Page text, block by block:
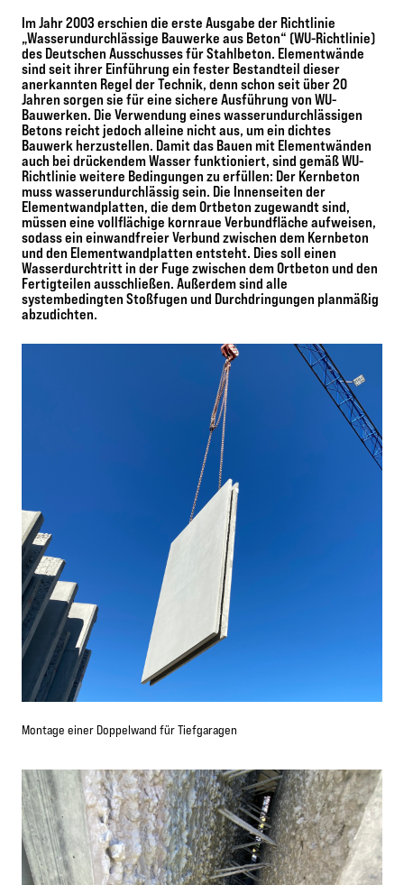
Im Jahr 2003 erschien die erste Ausgabe der Richtlinie
„Wasserundurchlässige Bauwerke aus Beton“ (WU-Richtlinie)
des Deutschen Ausschusses für Stahlbeton. Elementwände
sind seit ihrer Einführung ein fester Bestandteil dieser
anerkannten Regel der Technik, denn schon seit über 20
Jahren sorgen sie für eine sichere Ausführung von WU-
Bauwerken. Die Verwendung eines wasserundurchlässigen
Betons reicht jedoch alleine nicht aus, um ein dichtes
Bauwerk herzustellen. Damit das Bauen mit Elementwänden
auch bei drückendem Wasser funktioniert, sind gemäß WU-
Richtlinie weitere Bedingungen zu erfüllen: Der Kernbeton
muss wasserundurchlässig sein. Die Innenseiten der
Elementwandplatten, die dem Ortbeton zugewandt sind,
müssen eine vollflächige kornraue Verbundfläche aufweisen,
sodass ein einwandfreier Verbund zwischen dem Kernbeton
und den Elementwandplatten entsteht. Dies soll einen
Wasserdurchtritt in der Fuge zwischen dem Ortbeton und den
Fertigteilen ausschließen. Außerdem sind alle
systembedingten Stoßfugen und Durchdringungen planmäßig
abzudichten.
Montage einer Doppelwand für Tiefgaragen